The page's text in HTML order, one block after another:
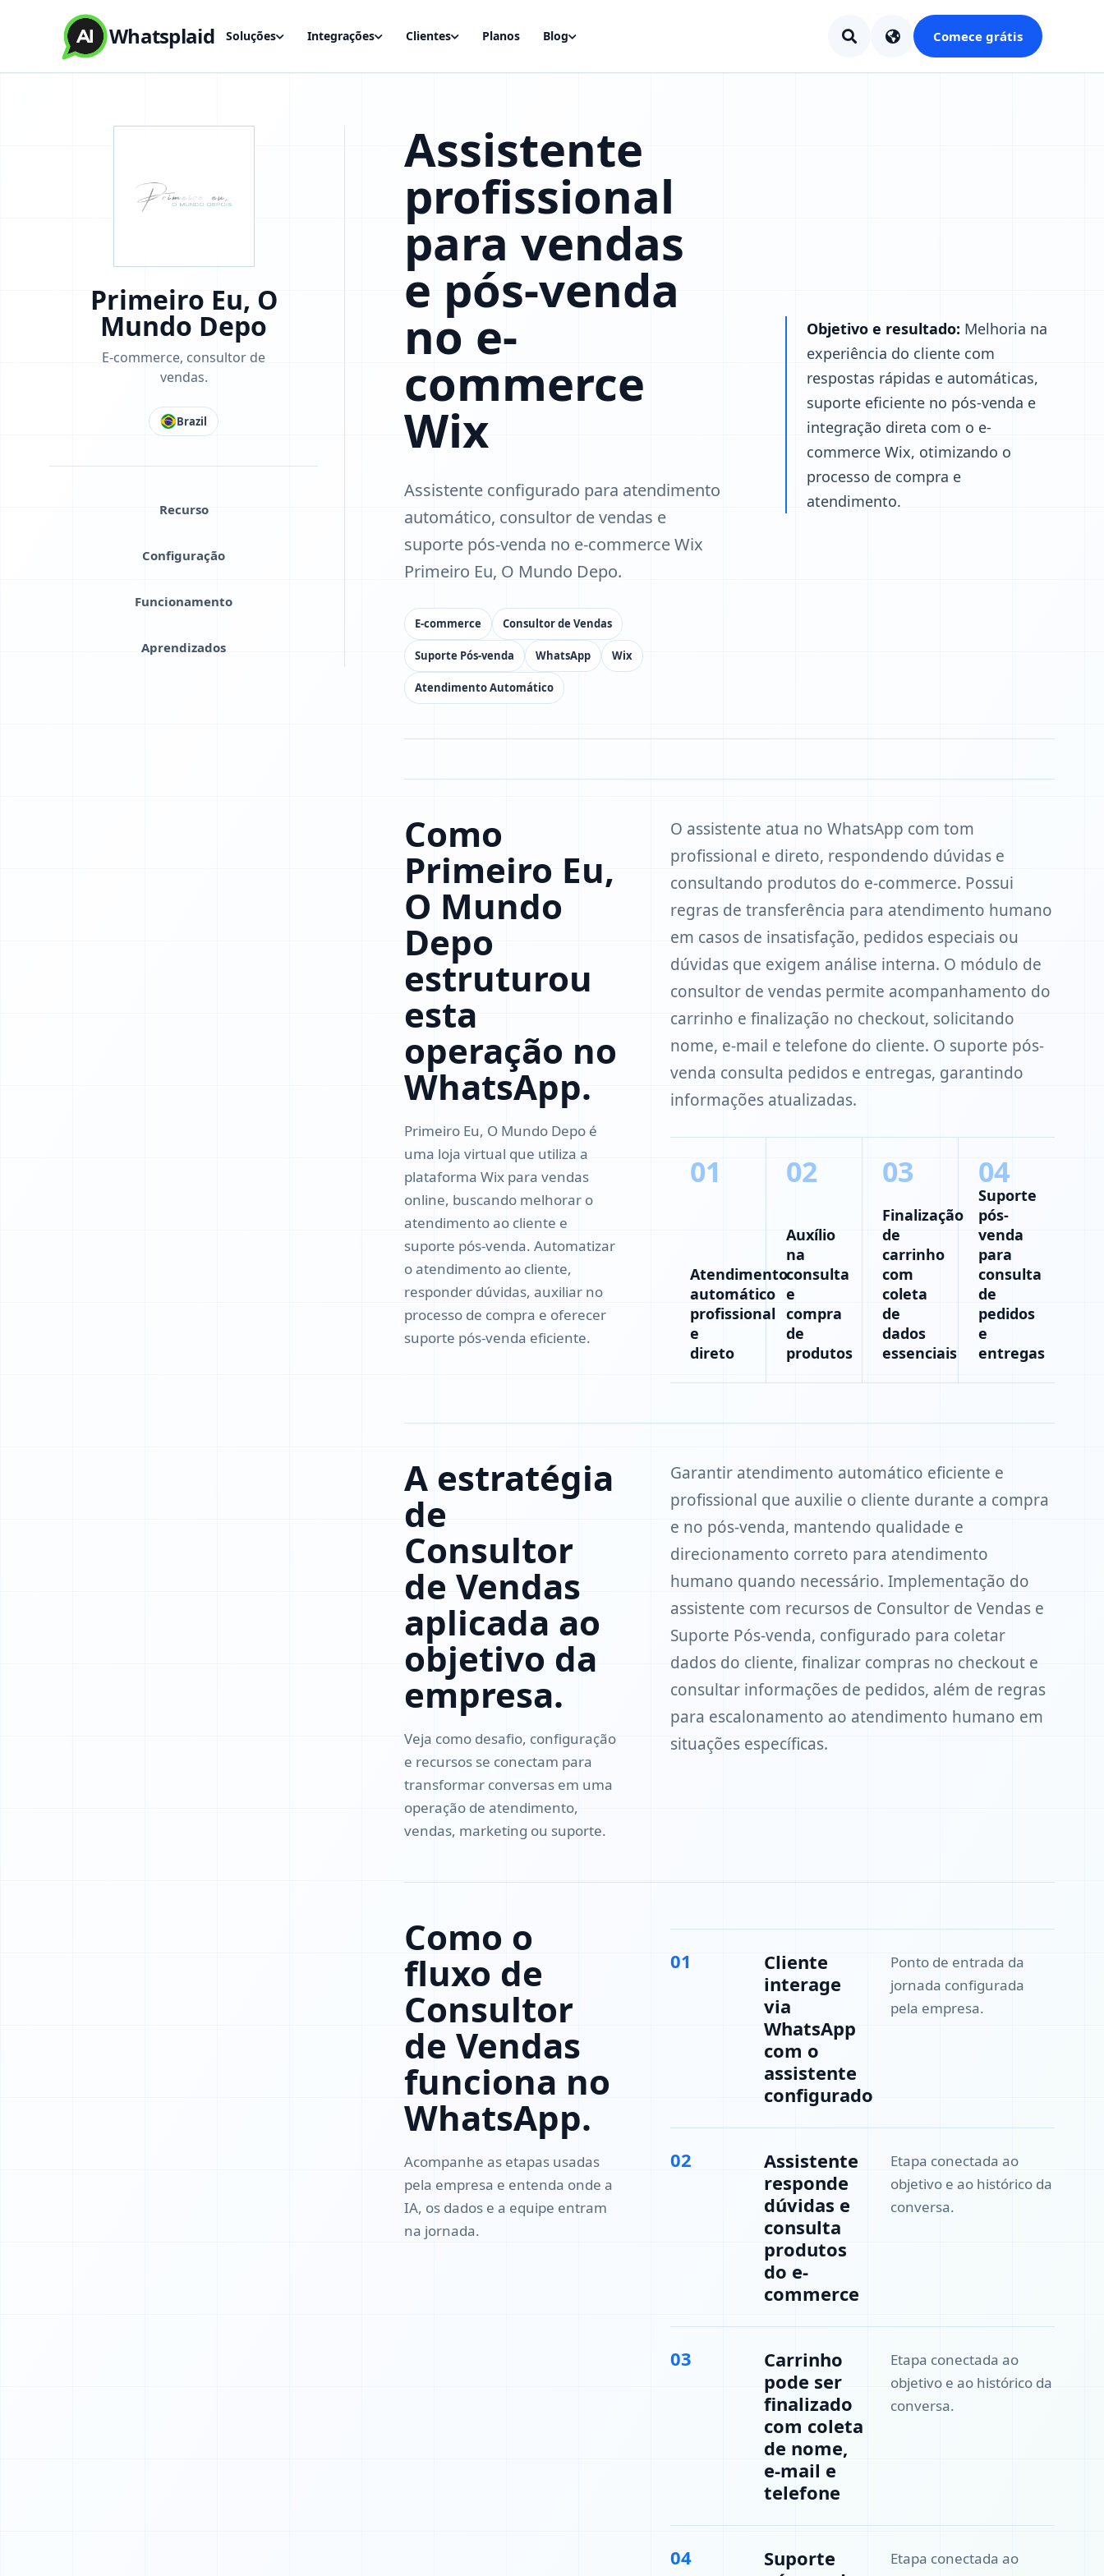
Whatsplaid Soluções Integrações Clientes Planos Blog Comece grátis
Primeiro Eu, O
Mundo Depo
E-commerce, consultor de
vendas.
Brazil
Recurso
Configuração
Funcionamento
Aprendizados
Assistente
profissional
para vendas
e pós-venda
no e-
commerce
Wix
Assistente configurado para atendimento
automático, consultor de vendas e
suporte pós-venda no e-commerce Wix
Primeiro Eu, O Mundo Depo.
E-commerce Consultor de Vendas
Suporte Pós-venda WhatsApp Wix
Atendimento Automático
Objetivo e resultado: Melhoria na
experiência do cliente com
respostas rápidas e automáticas,
suporte eficiente no pós-venda e
integração direta com o e-
commerce Wix, otimizando o
processo de compra e
atendimento.
Como
Primeiro Eu,
O Mundo
Depo
estruturou
esta
operação no
WhatsApp.
Primeiro Eu, O Mundo Depo é
uma loja virtual que utiliza a
plataforma Wix para vendas
online, buscando melhorar o
atendimento ao cliente e
suporte pós-venda. Automatizar
o atendimento ao cliente,
responder dúvidas, auxiliar no
processo de compra e oferecer
suporte pós-venda eficiente.
O assistente atua no WhatsApp com tom
profissional e direto, respondendo dúvidas e
consultando produtos do e-commerce. Possui
regras de transferência para atendimento humano
em casos de insatisfação, pedidos especiais ou
dúvidas que exigem análise interna. O módulo de
consultor de vendas permite acompanhamento do
carrinho e finalização no checkout, solicitando
nome, e-mail e telefone do cliente. O suporte pós-
venda consulta pedidos e entregas, garantindo
informações atualizadas.
01
Atendimento
automático
profissional
e
direto
02
Auxílio
na
consulta
e
compra
de
produtos
03
Finalização
de
carrinho
com
coleta
de
dados
essenciais
04
Suporte
pós-
venda
para
consulta
de
pedidos
e
entregas
A estratégia
de
Consultor
de Vendas
aplicada ao
objetivo da
empresa.
Veja como desafio, configuração
e recursos se conectam para
transformar conversas em uma
operação de atendimento,
vendas, marketing ou suporte.
Garantir atendimento automático eficiente e
profissional que auxilie o cliente durante a compra
e no pós-venda, mantendo qualidade e
direcionamento correto para atendimento
humano quando necessário. Implementação do
assistente com recursos de Consultor de Vendas e
Suporte Pós-venda, configurado para coletar
dados do cliente, finalizar compras no checkout e
consultar informações de pedidos, além de regras
para escalonamento ao atendimento humano em
situações específicas.
Como o
fluxo de
Consultor
de Vendas
funciona no
WhatsApp.
Acompanhe as etapas usadas
pela empresa e entenda onde a
IA, os dados e a equipe entram
na jornada.
01
Cliente
interage
via
WhatsApp
com o
assistente
configurado
Ponto de entrada da
jornada configurada
pela empresa.
02
Assistente
responde
dúvidas e
consulta
produtos
do e-
commerce
Etapa conectada ao
objetivo e ao histórico da
conversa.
03
Carrinho
pode ser
finalizado
com coleta
de nome,
e-mail e
telefone
Etapa conectada ao
objetivo e ao histórico da
conversa.
04
Suporte
Etapa conectada ao